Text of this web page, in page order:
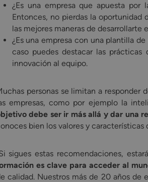
¿Es una empresa que apuesta
Entonces, no pierdas la oportunidad
las mejores maneras de
¿Es una empresa con una plantilla
caso puedes destacar las
innovación al equipo.
personas se limitan a responder
empresas, como por ejemplo la
debe ser ir más allá y dar una
bien los valores y características
sigues estas recomendaciones,
es clave para acceder al
calidad. Nuestros más de 20 años de